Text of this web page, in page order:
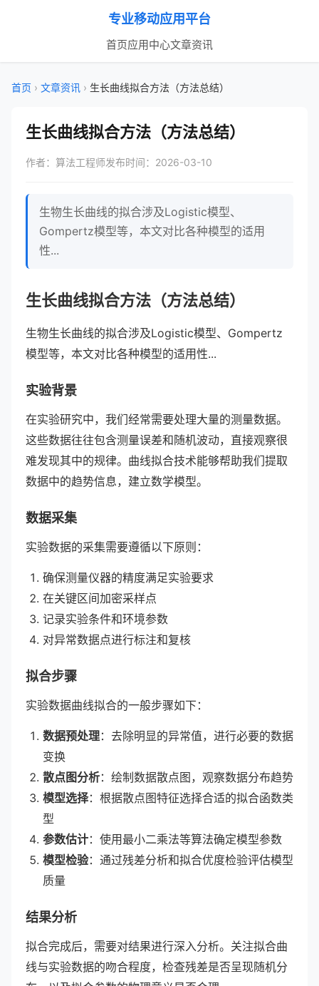
专业移动应用平台
首页应用中心文章资讯
首页 › 文章资讯 › 生长曲线拟合方法（方法总结）
生长曲线拟合方法（方法总结）
作者：算法工程师发布时间：2026-03-10
生物生长曲线的拟合涉及Logistic模型、
Gompertz模型等，本文对比各种模型的适用
性...
生长曲线拟合方法（方法总结）
生物生长曲线的拟合涉及Logistic模型、Gompertz
模型等，本文对比各种模型的适用性...
实验背景
在实验研究中，我们经常需要处理大量的测量数据。
这些数据往往包含测量误差和随机波动，直接观察很
难发现其中的规律。曲线拟合技术能够帮助我们提取
数据中的趋势信息，建立数学模型。
数据采集
实验数据的采集需要遵循以下原则：
确保测量仪器的精度满足实验要求
在关键区间加密采样点
记录实验条件和环境参数
对异常数据点进行标注和复核
拟合步骤
实验数据曲线拟合的一般步骤如下：
数据预处理：去除明显的异常值，进行必要的数据
变换
散点图分析：绘制数据散点图，观察数据分布趋势
模型选择：根据散点图特征选择合适的拟合函数类
型
参数估计：使用最小二乘法等算法确定模型参数
模型检验：通过残差分析和拟合优度检验评估模型
质量
结果分析
拟合完成后，需要对结果进行深入分析。关注拟合曲
线与实验数据的吻合程度，检查残差是否呈现随机分